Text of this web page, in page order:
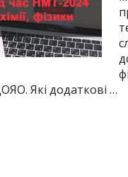
Які додаткові …